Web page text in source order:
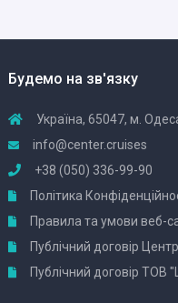
Будемо на зв'язку
Україна, 65047, м.
info@center.cruises
+38 (050) 336-99-90
Політика
Правила та умови веб-
Публічний договір Центр
Публічний договір ТОВ